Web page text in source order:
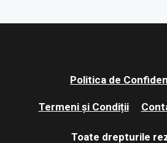
Politica de
Termeni și Condiții
Toate drepturile